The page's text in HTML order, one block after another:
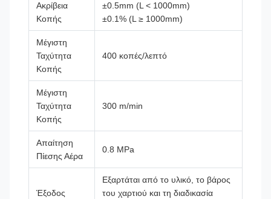
Ακρίβεια
Κοπής
±0.5mm (L < 1000mm)
±0.1% (L ≥ 1000mm)
Μέγιστη
Ταχύτητα
Κοπής
400 κοπές/λεπτό
Μέγιστη
Ταχύτητα
Κοπής
300 m/min
Απαίτηση
Πίεσης Αέρα
0.8 MPa
Έξοδος
Εξαρτάται από το υλικό, το βάρος
του χαρτιού και τη διαδικασία